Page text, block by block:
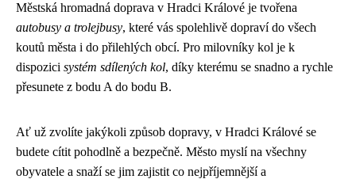
Městská hromadná doprava v Hradci Králové je tvořena
autobusy a trolejbusy, které vás spolehlivě dopraví do všech
koutů města i do přilehlých obcí. Pro milovníky kol je k
dispozici systém sdílených kol, díky kterému se snadno a rychle
přesunete z bodu A do bodu B.
Ať už zvolíte jakýkoli způsob dopravy, v Hradci Králové se
budete cítit pohodlně a bezpečně. Město myslí na všechny
obyvatele a snaží se jim zajistit co nejpříjemnější a